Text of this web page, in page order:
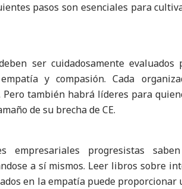
pasos son esenciales para
ser cuidadosamente
y compasión. Cada
también habrá líderes para
de su brecha de CE.
empresariales progresistas
a sí mismos. Leer libros sobre
en la empatía puede proporcionar